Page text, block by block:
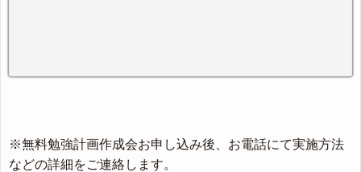
※無料勉強計画作成会お申し込み後、お電話にて実施方法
などの詳細をご連絡します。